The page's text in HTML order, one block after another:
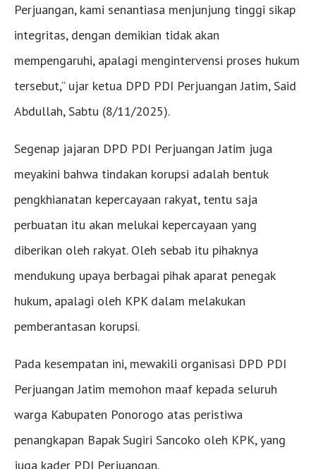
Perjuangan, kami senantiasa menjunjung tinggi sikap
integritas, dengan demikian tidak akan
mempengaruhi, apalagi mengintervensi proses hukum
tersebut,” ujar ketua DPD PDI Perjuangan Jatim, Said
Abdullah, Sabtu (8/11/2025).
Segenap jajaran DPD PDI Perjuangan Jatim juga
meyakini bahwa tindakan korupsi adalah bentuk
pengkhianatan kepercayaan rakyat, tentu saja
perbuatan itu akan melukai kepercayaan yang
diberikan oleh rakyat. Oleh sebab itu pihaknya
mendukung upaya berbagai pihak aparat penegak
hukum, apalagi oleh KPK dalam melakukan
pemberantasan korupsi.
Pada kesempatan ini, mewakili organisasi DPD PDI
Perjuangan Jatim memohon maaf kepada seluruh
warga Kabupaten Ponorogo atas peristiwa
penangkapan Bapak Sugiri Sancoko oleh KPK, yang
juga kader PDI Perjuangan.